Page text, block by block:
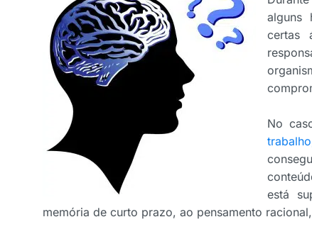
alguns
certas
No
está
memória de curto prazo, ao pensamento